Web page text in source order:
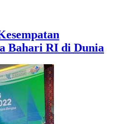
Bahari RI di Dunia